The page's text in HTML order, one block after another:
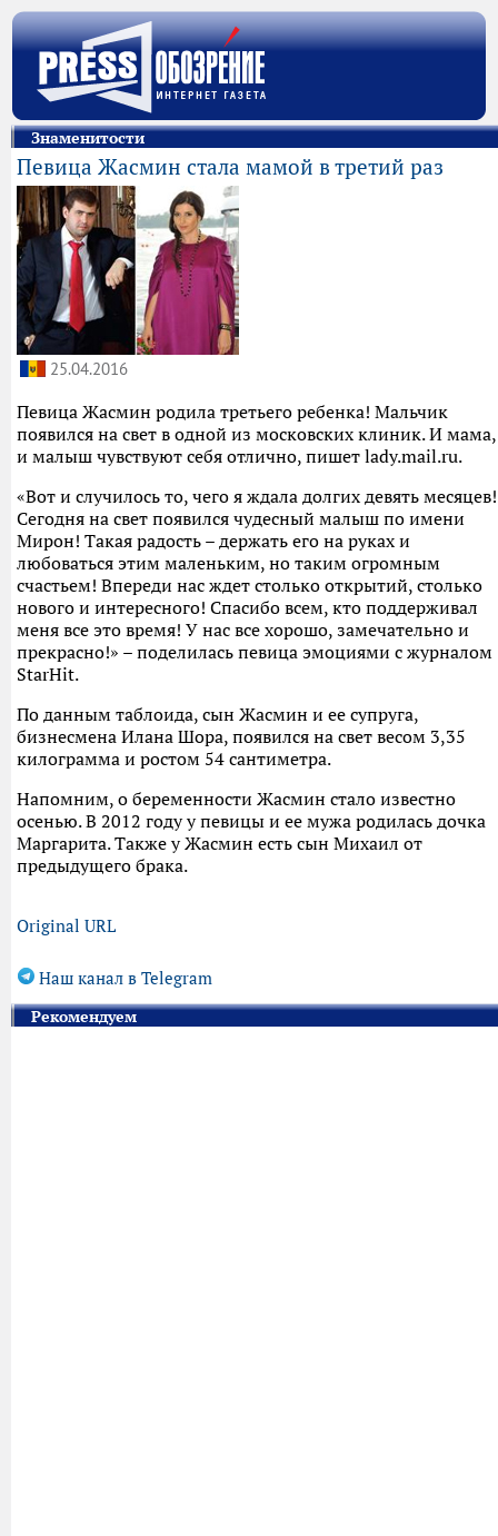
Знаменитости
Певица Жасмин стала мамой в третий раз
25.04.2016
Певица Жасмин родила третьего ребенка! Мальчик
появился на свет в одной из московских клиник. И мама,
и малыш чувствуют себя отлично, пишет lady.mail.ru.
«Вот и случилось то, чего я ждала долгих девять месяцев!
Сегодня на свет появился чудесный малыш по имени
Мирон! Такая радость – держать его на руках и
любоваться этим маленьким, но таким огромным
счастьем! Впереди нас ждет столько открытий, столько
нового и интересного! Спасибо всем, кто поддерживал
меня все это время! У нас все хорошо, замечательно и
прекрасно!» – поделилась певица эмоциями с журналом
StarHit.
По данным таблоида, сын Жасмин и ее супруга,
бизнесмена Илана Шора, появился на свет весом 3,35
килограмма и ростом 54 сантиметра.
Напомним, о беременности Жасмин стало известно
осенью. В 2012 году у певицы и ее мужа родилась дочка
Маргарита. Также у Жасмин есть сын Михаил от
предыдущего брака.
Original URL
Наш канал в Telegram
Рекомендуем